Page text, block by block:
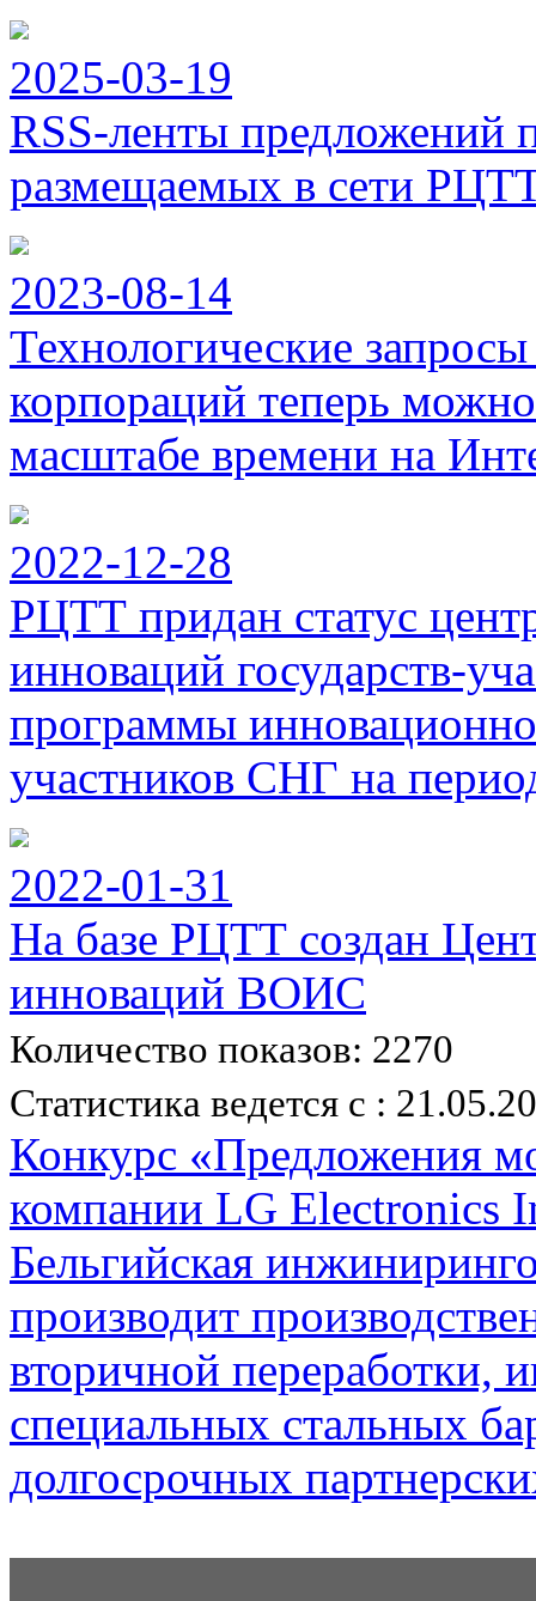
2025-03-19
RSS-ленты предложений
размещаемых в сети
2023-08-14
Технологические
корпораций теперь
масштабе времени на
2022-12-28
РЦТТ придан статус
инноваций государств-
программы
участников СНГ на
2022-01-31
На базе РЦТТ создан
инноваций ВОИС
Количество показов: 2270
Статистика ведется с :
Конкурс «Предложения
компании LG Electronics
Бельгийская
производит
вторичной переработки,
специальных стальных
долгосрочных